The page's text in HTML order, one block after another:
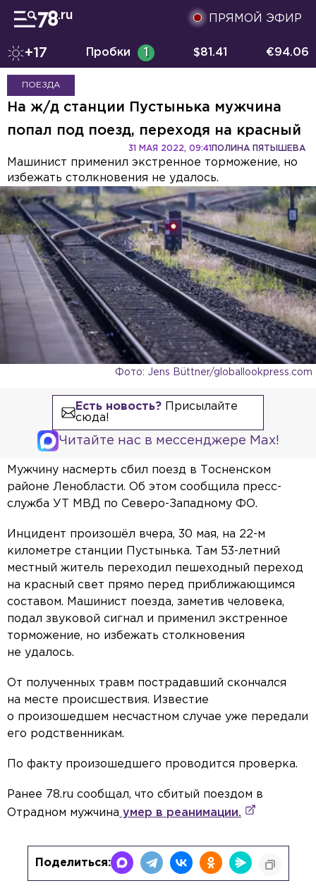
ПРЯМОЙ ЭФИР
+17 Пробки 1 $81.41 €94.06
ПОЕЗДА
На ж/д станции Пустынька мужчина
попал под поезд, переходя на красный
ПОЛИНА ПЯТЫШЕВА
31 МАЯ 2022, 09:41
Машинист применил экстренное торможение, но
избежать столкновения не удалось.
Фото: Jens Büttner/globallookpress.com
Есть новость?Присылайте
сюда!
Читайте нас в мессенджере Max!
Мужчину насмерть сбил поезд в Тосненском
районе Ленобласти. Об этом сообщила пресс-
служба УТ МВД по Северо-Западному ФО.
Инцидент произошёл вчера, 30 мая, на 22-м
километре станции Пустынька. Там 53-летний
местный житель переходил пешеходный переход
на красный свет прямо перед приближающимся
составом. Машинист поезда, заметив человека,
подал звуковой сигнал и применил экстренное
торможение, но избежать столкновения
не удалось.
От полученных травм пострадавший скончался
на месте происшествия. Известие
о произошедшем несчастном случае уже передали
его родственникам.
По факту произошедшего проводится проверка.
Ранее 78.ru сообщал, что сбитый поездом в
Отрадном мужчина умер в реанимации.
Поделиться: